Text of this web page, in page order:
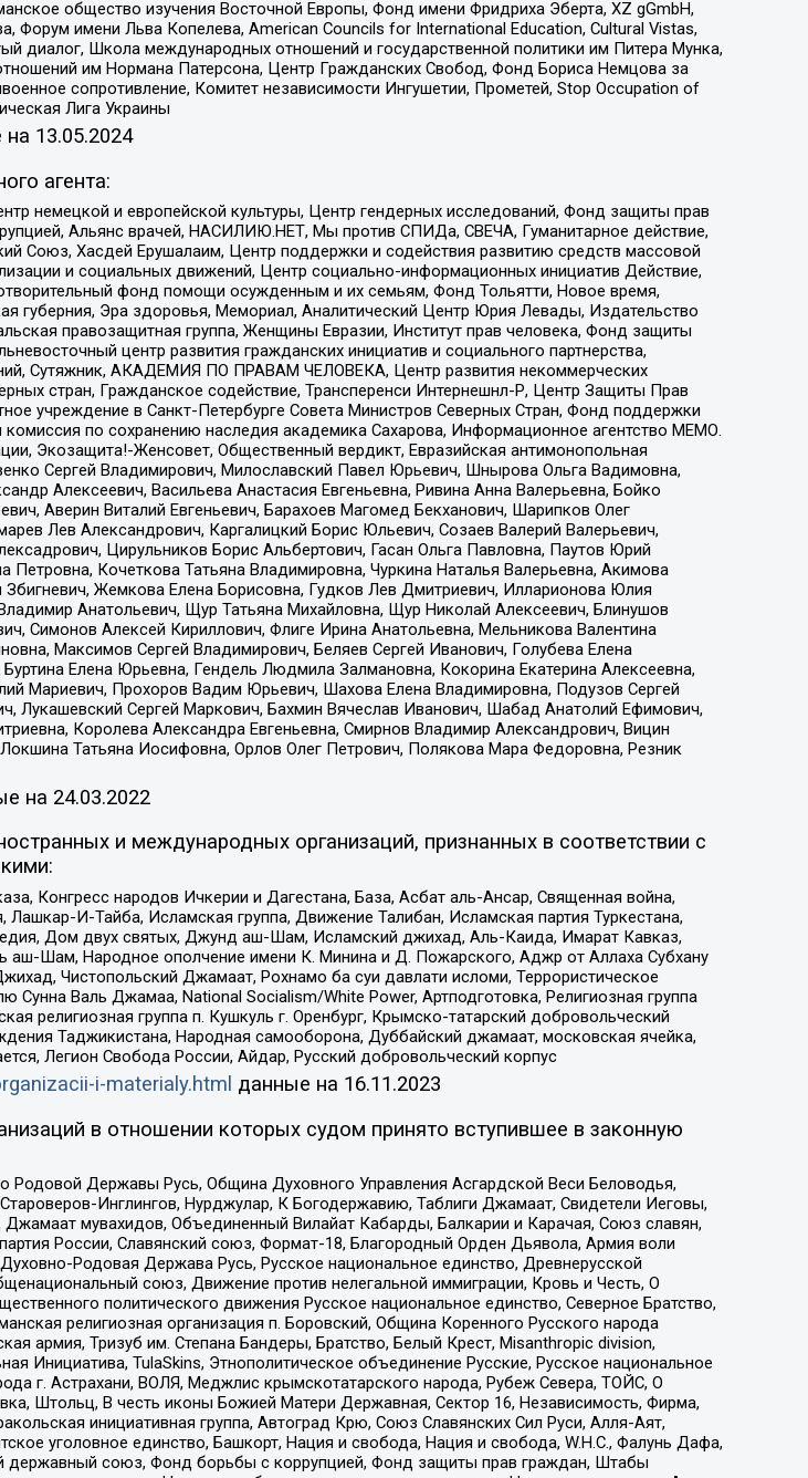
общество изучения Восточной Европы, Фонд имени Фридриха Эберта, XZ gGmbH,
имени Льва Копелева, American Councils for International Education, Cultural Vistas,
диалог, Школа международных отношений и государственной политики им Питера Мунка,
им Нормана Патерсона, Центр Гражданских Свобод, Фонд Бориса Немцова за
сопротивление, Комитет независимости Ингушетии, Прометей, Stop Occupation of
Лига Украины
на 13.05.2024
агента:
немецкой и европейской культуры, Центр гендерных исследований, Фонд защиты прав
Альянс врачей, НАСИЛИЮ.НЕТ, Мы против СПИДа, СВЕЧА, Гуманитарное действие,
Союз, Хасдей Ерушалаим, Центр поддержки и содействия развитию средств массовой
и социальных движений, Центр социально-информационных инициатив Действие,
фонд помощи осужденным и их семьям, Фонд Тольятти, Новое время,
губерния, Эра здоровья, Мемориал, Аналитический Центр Юрия Левады, Издательство
правозащитная группа, Женщины Евразии, Институт прав человека, Фонд защиты
центр развития гражданских инициатив и социального партнерства,
Сутяжник, АКАДЕМИЯ ПО ПРАВАМ ЧЕЛОВЕКА, Центр развития некоммерческих
стран, Гражданское содействие, Трансперенси Интернешнл-Р, Центр Защиты Прав
учреждение в Санкт-Петербурге Совета Министров Северных Стран, Фонд поддержки
по сохранению наследия академика Сахарова, Информационное агентство МЕМО.
Экозащита!-Женсовет, Общественный вердикт, Евразийская антимонопольная
Сергей Владимирович, Милославский Павел Юрьевич, Шнырова Ольга Вадимовна,
Алексеевич, Васильева Анастасия Евгеньевна, Ривина Анна Валерьевна, Бойко
Аверин Виталий Евгеньевич, Барахоев Магомед Бекханович, Шарипков Олег
Лев Александрович, Каргалицкий Борис Юльевич, Созаев Валерий Валерьевич,
Цирульников Борис Альбертович, Гасан Ольга Павловна, Паутов Юрий
Кочеткова Татьяна Владимировна, Чуркина Наталья Валерьевна, Акимова
Жемкова Елена Борисовна, Гудков Лев Дмитриевич, Илларионова Юлия
Анатольевич, Щур Татьяна Михайловна, Щур Николай Алексеевич, Блинушов
Симонов Алексей Кириллович, Флиге Ирина Анатольевна, Мельникова Валентина
Максимов Сергей Владимирович, Беляев Сергей Иванович, Голубева Елена
Елена Юрьевна, Гендель Людмила Залмановна, Кокорина Екатерина Алексеевна,
Мариевич, Прохоров Вадим Юрьевич, Шахова Елена Владимировна, Подузов Сергей
Лукашевский Сергей Маркович, Бахмин Вячеслав Иванович, Шабад Анатолий Ефимович,
Королева Александра Евгеньевна, Смирнов Владимир Александрович, Вицин
Татьяна Иосифовна, Орлов Олег Петрович, Полякова Мара Федоровна, Резник
на 24.03.2022
и международных организаций, признанных в соответствии с
Конгресс народов Ичкерии и Дагестана, База, Асбат аль-Ансар, Священная война,
И-Тайба, Исламская группа, Движение Талибан, Исламская партия Туркестана,
Дом двух святых, Джунд аш-Шам, Исламский джихад, Аль-Каида, Имарат Кавказ,
Шам, Народное ополчение имени К. Минина и Д. Пожарского, Аджр от Аллаха Субхану
Чистопольский Джамаат, Рохнамо ба суи давлати исломи, Террористическое
Валь Джамаа, National Socialism/White Power, Артподготовка, Религиозная группа
религиозная группа п. Кушкуль г. Оренбург, Крымско-татарский добровольческий
Таджикистана, Народная самооборона, Дуббайский джамаат, московская ячейка,
Легион Свобода России, Айдар, Русский добровольческий корпус
i-materialy.html данные на 16.11.2023
в отношении которых судом принято вступившее в законную
Родовой Державы Русь, Община Духовного Управления Асгардской Веси Беловодья,
Инглингов, Нурджулар, К Богодержавию, Таблиги Джамаат, Свидетели Иеговы,
мувахидов, Объединенный Вилайат Кабарды, Балкарии и Карачая, Союз славян,
России, Славянский союз, Формат-18, Благородный Орден Дьявола, Армия воли
Родовая Держава Русь, Русское национальное единство, Древнерусской
союз, Движение против нелегальной иммиграции, Кровь и Честь, О
политического движения Русское национальное единство, Северное Братство,
религиозная организация п. Боровский, Община Коренного Русского народа
армия, Тризуб им. Степана Бандеры, Братство, Белый Крест, Misanthropic division,
Инициатива, TulaSkins, Этнополитическое объединение Русские, Русское национальное
г. Астрахани, ВОЛЯ, Меджлис крымскотатарского народа, Рубеж Севера, ТОЙС, О
Штольц, В честь иконы Божией Матери Державная, Сектор 16, Независимость, Фирма,
инициативная группа, Автоград Крю, Союз Славянских Сил Руси, Алля-Аят,
уголовное единство, Башкорт, Нация и свобода, Нация и свобода, W.H.С., Фалунь Дафа,
державный союз, Фонд борьбы с коррупцией, Фонд защиты прав граждан, Штабы